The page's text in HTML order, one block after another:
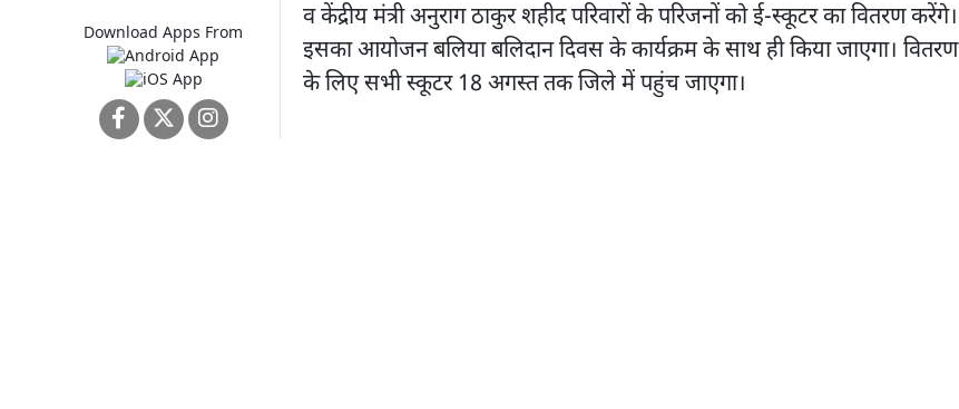
Download Apps From
व केंद्रीय मंत्री अनुराग ठाकुर शहीद परिवारों के परिजनों को ई-स्कूटर का वितरण करेंगे।
इसका आयोजन बलिया बलिदान दिवस के कार्यक्रम के साथ ही किया जाएगा। वितरण
के लिए सभी स्कूटर 18 अगस्त तक जिले में पहुंच जाएगा।